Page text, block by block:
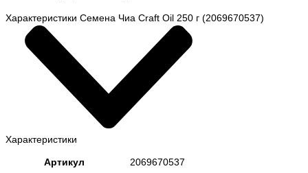
Характеристики Семена Чиа Craft Oil 250 г (2069670537)
Характеристики
Артикул 2069670537